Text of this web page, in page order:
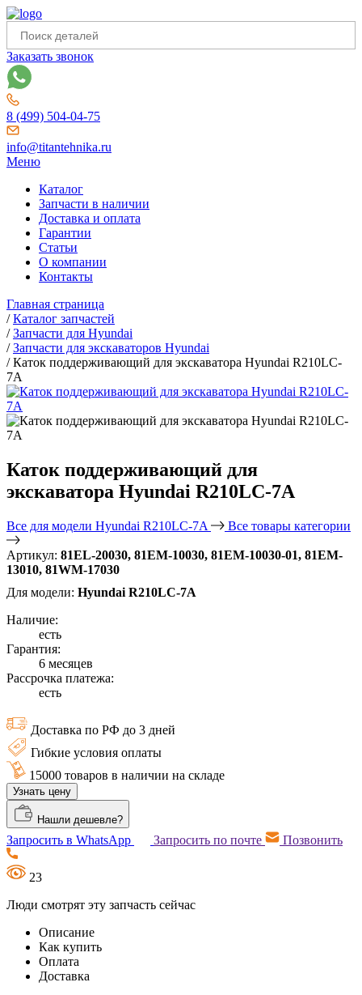
Заказать звонок
8 (499) 504-04-75
info@titantehnika.ru
Меню
Каталог
Запчасти в наличии
Доставка и оплата
Гарантии
Статьи
О компании
Контакты
Главная страница
/Каталог запчастей
/Запчасти для Hyundai
/Запчасти для экскаваторов Hyundai
/Каток поддерживающий для экскаватора Hyundai R210LC-
7A
Каток поддерживающий для
экскаватора Hyundai R210LC-7A
Все для модели Hyundai R210LC-7A Все товары категории
Артикул: 81EL-20030, 81EM-10030, 81EM-10030-01, 81EM-
13010, 81WM-17030
Для модели: Hyundai R210LC-7A
Наличие:
есть
Гарантия:
6 месяцев
Рассрочка платежа:
есть
Доставка по РФ до 3 дней
Гибкие условия оплаты
15000 товаров в наличии на складе
Узнать цену
Нашли дешевле?
Запросить в WhatsApp Запросить по почте Позвонить
23
Люди смотрят эту запчасть сейчас
Описание
Как купить
Оплата
Доставка